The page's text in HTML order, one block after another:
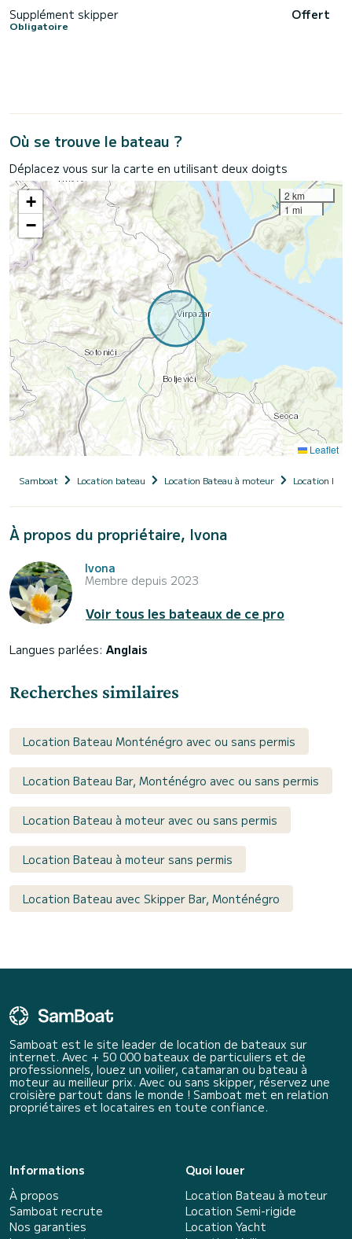
Supplément skipper
Obligatoire
Offert
Où se trouve le bateau ?
Déplacez vous sur la carte en utilisant deux doigts
+
−
2 km
1 mi
Leaflet
Samboat Location bateau Location Bateau à moteur Location
À propos du propriétaire, Ivona
Ivona
Membre depuis 2023
Voir tous les bateaux de ce pro
Langues parlées: Anglais
Recherches similaires
Location Bateau Monténégro avec ou sans permis
Location Bateau Bar, Monténégro avec ou sans permis
Location Bateau à moteur avec ou sans permis
Location Bateau à moteur sans permis
Location Bateau avec Skipper Bar, Monténégro
Samboat est le site leader de location de bateaux sur
internet. Avec + 50 000 bateaux de particuliers et de
professionnels, louez un voilier, catamaran ou bateau à
moteur au meilleur prix. Avec ou sans skipper, réservez une
croisière partout dans le monde ! Samboat met en relation
propriétaires et locataires en toute confiance.
Informations
À propos
Samboat recrute
Nos garanties
Quoi louer
Location Bateau à moteur
Location Semi-rigide
Location Yacht